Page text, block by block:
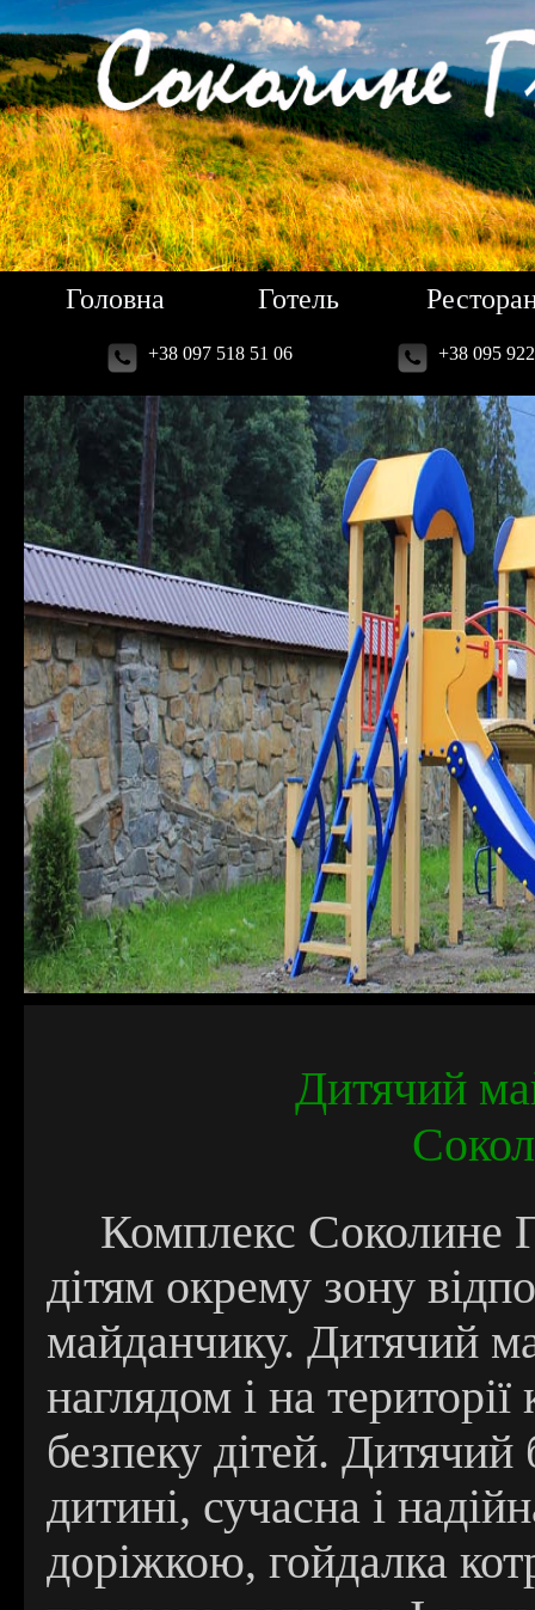
Головна Готель
+38 097 518 51 06 +38 095
Дитячий
Комплекс Соколине
дітям окрему зону
майданчику. Дитячий
наглядом і на
безпеку дітей. Дитячий
дитині, сучасна і
доріжкою, гойдалка